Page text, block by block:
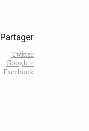
Partager
Twitter
Google +
Facebook